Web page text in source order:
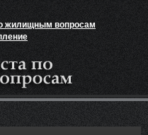
жилищным вопросам